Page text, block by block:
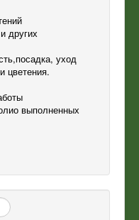
других
уход
цветения.
выполненных